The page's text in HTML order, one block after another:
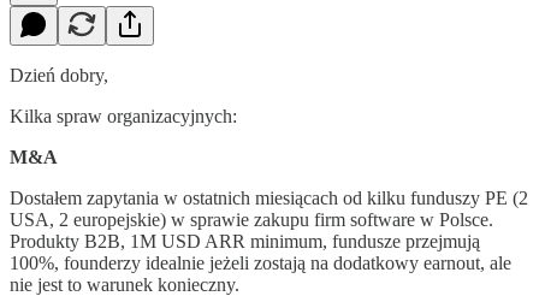
Dzień dobry,
Kilka spraw organizacyjnych:
M&A
Dostałem zapytania w ostatnich miesiącach od kilku funduszy PE (2
USA, 2 europejskie) w sprawie zakupu firm software w Polsce.
Produkty B2B, 1M USD ARR minimum, fundusze przejmują
100%, founderzy idealnie jeżeli zostają na dodatkowy earnout, ale
nie jest to warunek konieczny.